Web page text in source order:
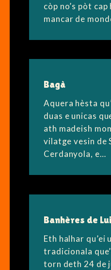
còp no’s pòt
mancar de
Bagà
Aquera hèsta
duas e unicas
ath madeish
vilatge vesin de
Cerdanyola, e…
Banhères de
Eth halhar qu’ei
tradicionala
torn deth 24 de